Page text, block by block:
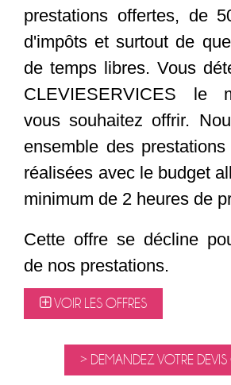
prestations offertes, de
d'impôts et surtout de
de temps libres. Vous
CLEVIESERVICES le
vous souhaitez offrir.
ensemble des
réalisées avec le budget
minimum de 2 heures de
Cette offre se décline
de nos prestations.
VOIR LES OFFRES
> DEMANDEZ VOTRE DEVIS